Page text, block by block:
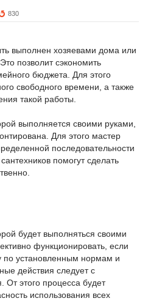
830
выполнен хозяевами дома или
позволит сэкономить
бюджета. Для этого
свободного времени, а также
такой работы.
выполняется своими руками,
Для этого мастер
последовательности
помогут сделать
будет выполняться своими
функционировать, если
по установленным нормам и
действия следует с
От этого процесса будет
использования всех